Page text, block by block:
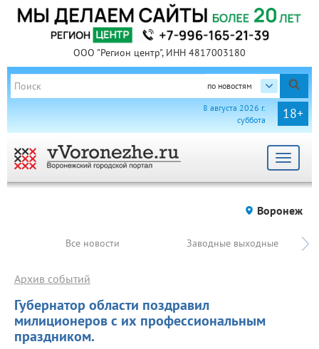
ООО "Регион центр", ИНН 4817003180
по новостям
18+
8 августа 2026 г.
суббота
Toggle
Воронеж
Все новости Заводные выходные
Губернатор области поздравил
милиционеров с их профессиональным
праздником.
Архив событий